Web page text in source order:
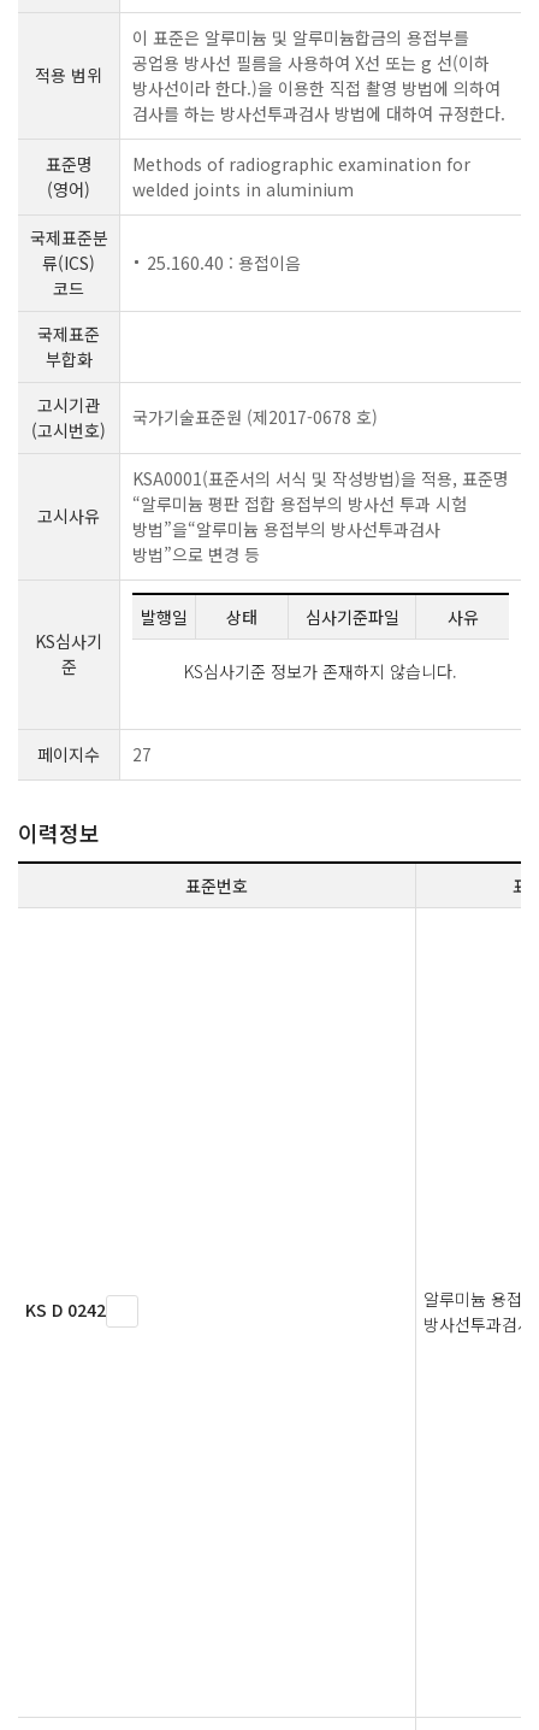
적용 범위
이 표준은 알루미늄 및 알루미늄합금의 용접부를
공업용 방사선 필름을 사용하여 X선 또는 g 선(이하
방사선이라 한다.)을 이용한 직접 촬영 방법에 의하여
검사를 하는 방사선투과검사 방법에 대하여 규정한다.
표준명
(영어)
Methods of radiographic examination for
welded joints in aluminium
국제표준분
류(ICS)
코드
25.160.40 : 용접이음
국제표준
부합화
고시기관
(고시번호)
국가기술표준원 (제2017-0678 호)
고시사유
KSA0001(표준서의 서식 및 작성방법)을 적용, 표준명
“알루미늄 평판 접합 용접부의 방사선 투과 시험
방법”을“알루미늄 용접부의 방사선투과검사
방법”으로 변경 등
KS심사기
준
발행일 상태 심사기준파일 사유
KS심사기준 정보가 존재하지 않습니다.
페이지수 27
이력정보
표준번호 표
KS D 0242
알루미늄 용접
방사선투과검사